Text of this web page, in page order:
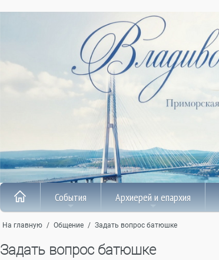
События Архиерей и епархия
На главную / Общение / Задать вопрос батюшке
Задать вопрос батюшке